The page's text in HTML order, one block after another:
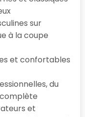
sur
à la coupe
et confortables
du
et